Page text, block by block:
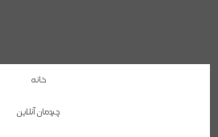
خانه
چیدمان آنلاین